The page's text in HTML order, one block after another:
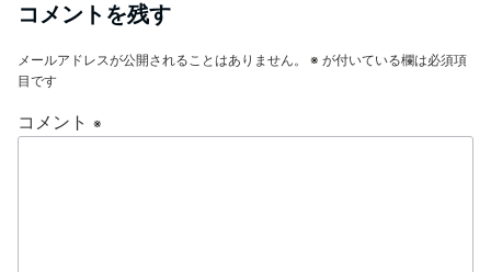
コメントを残す
メールアドレスが公開されることはありません。 ※ が付いている欄は必須項
目です
コメント ※